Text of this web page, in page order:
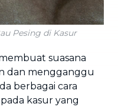
Pesing di Kasur
suasana
dan mengganggu
berbagai cara
kasur yang